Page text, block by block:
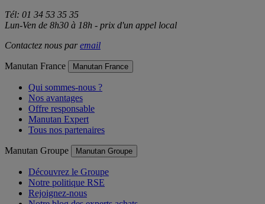
Tél: 01 34 53 35 35
Lun-Ven de 8h30 à 18h - prix d'un appel local
Contactez nous paremail
Manutan France Manutan France
Qui sommes-nous ?
Nos avantages
Offre responsable
Manutan Expert
Tous nos partenaires
Manutan Groupe Manutan Groupe
Découvrez le Groupe
Notre politique RSE
Rejoignez-nous